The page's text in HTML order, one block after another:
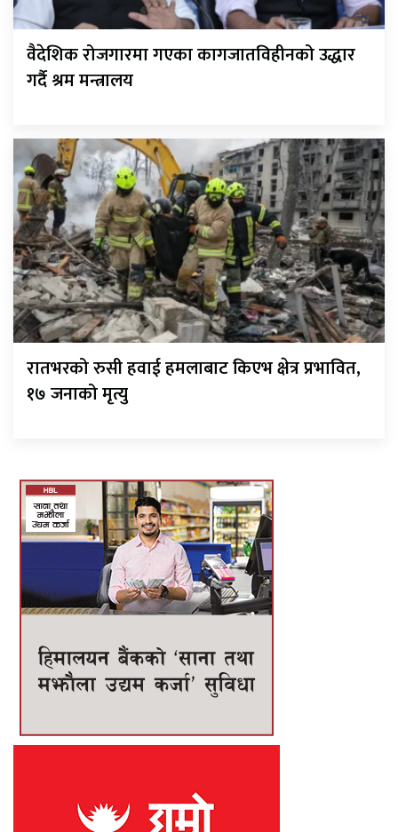
वैदेशिक रोजगारमा गएका कागजातविहीनको उद्धार
गर्दै श्रम मन्त्रालय
रातभरको रुसी हवाई हमलाबाट किएभ क्षेत्र प्रभावित,
१७ जनाको मृत्यु